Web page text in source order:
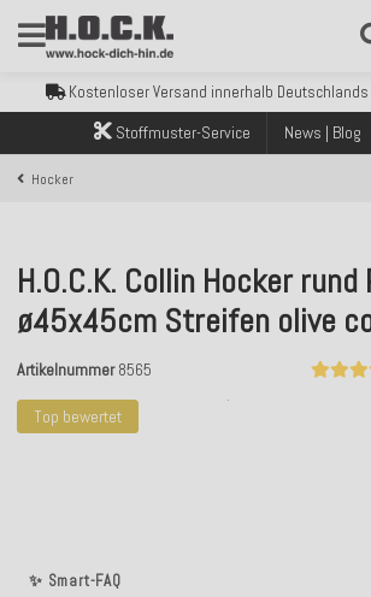
Kostenloser Versand innerhalb Deutschlands
Über 120.000 erfolgreich versendete
Kostenloser Versand innerhalb
Über 120.000 erfolgreich versendete
Sicher bezahlen mit Klarna, PayPal &
Kostenloser Versand innerhalb
Stoffmuster-Service News | Blog
Hocker
Top bewertet
✨ Smart-FAQ
H.O.C.K. Collin Hocker rund
ø45x45cm Streifen olive
Artikelnummer 8565